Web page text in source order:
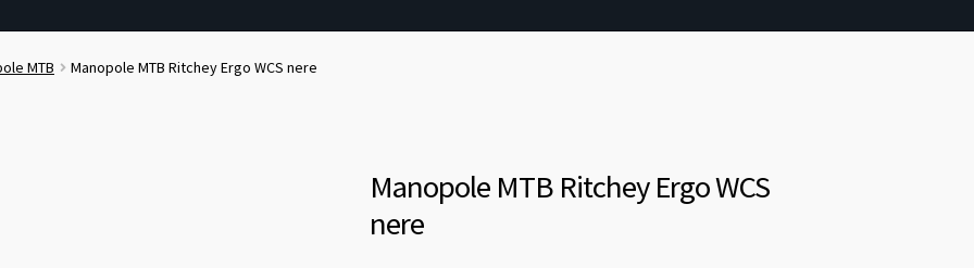
MTB Manopole MTB Ritchey Ergo WCS nere
Manopole MTB Ritchey Ergo WCS
nere